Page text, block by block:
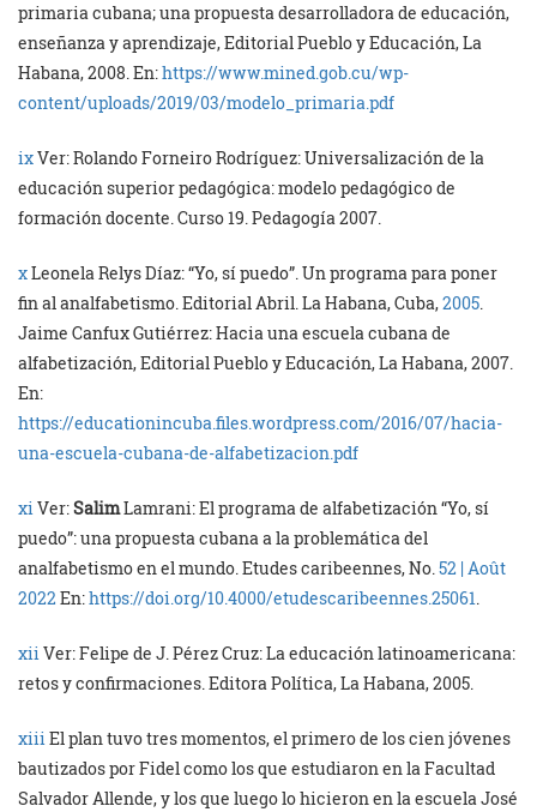
primaria cubana; una propuesta desarrolladora de educación,
enseñanza y aprendizaje, Editorial Pueblo y Educación, La
Habana, 2008. En:https://www.mined.gob.cu/wp-
content/uploads/2019/03/modelo_primaria.pdf
ixVer: Rolando Forneiro Rodríguez: Universalización de la
educación superior pedagógica: modelo pedagógico de
formación docente. Curso 19. Pedagogía 2007.
xLeonela Relys Díaz: “Yo, sí puedo”. Un programa para poner
fin al analfabetismo. Editorial Abril. La Habana, Cuba,2005.
Jaime Canfux Gutiérrez: Hacia una escuela cubana de
alfabetización, Editorial Pueblo y Educación, La Habana, 2007.
En:
https://educationincuba.files.wordpress.com/2016/07/hacia-
una-escuela-cubana-de-alfabetizacion.pdf
xiVer:SalimLamrani: El programa de alfabetización “Yo, sí
puedo”: una propuesta cubana a la problemática del
analfabetismo en el mundo. Etudes caribeennes, No.52 | Août
2022 En:https://doi.org/10.4000/etudescaribeennes.25061.
xiiVer: Felipe de J. Pérez Cruz: La educación latinoamericana:
retos y confirmaciones. Editora Política, La Habana, 2005.
xiiiEl plan tuvo tres momentos, el primero de los cien jóvenes
bautizados por Fidel como los que estudiaron en la Facultad
Salvador Allende, y los que luego lo hicieron en la escuela José